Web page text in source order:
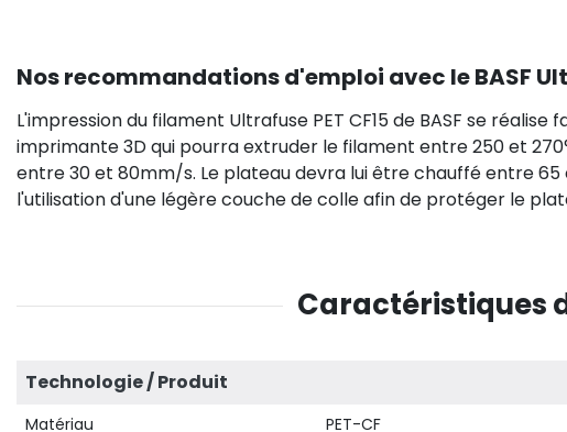
Nos recommandations d'emploi avec le BASF
L'impression du filament Ultrafuse PET CF15de BASF se réalise
imprimante 3D qui pourra extruder le filament entre 250et
entre30 et 80mm/s. Le plateau devra lui être chauffé entre 65
l'utilisation d'une légère couche de colle afin de protéger le
Caractéristiques
Technologie / Produit
Matériau
PET-CF